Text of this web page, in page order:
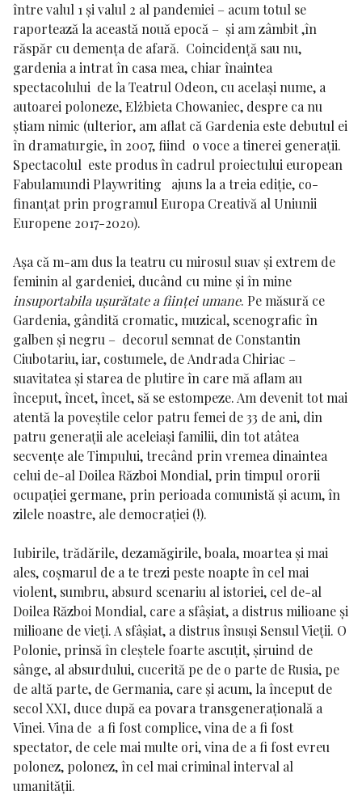
între valul 1 și valul 2 al pandemiei – acum totul se
raportează la această nouă epocă – și am zâmbit ,în
răspăr cu demența de afară. Coincidență sau nu,
gardenia a intrat în casa mea, chiar înaintea
spectacolului de la Teatrul Odeon, cu același nume, a
autoarei poloneze,Elżbieta Chowaniec, despre ca nu
știam nimic (ulterior, am aflat că Gardeniaeste debutul ei
în dramaturgie, în 2007, fiind o voce a tinerei generații.
Spectacolul este produs în cadrul proiectului european
Fabulamundi Playwriting
ajuns la a treia ediție, co-
finanțat prin programul Europa Creativă al Uniunii
Europene 2017-2020).
Așa că m-am dus la teatru cu mirosul suav și extrem de
feminin al gardeniei, ducând cu mine și în mine
insuportabila ușurătate a ființei umane. Pe măsură ce
Gardenia, gândită cromatic, muzical, scenografic în
galben și negru – decorul semnat de Constantin
Ciubotariu, iar, costumele, deAndrada Chiriac –
suavitatea și starea de plutire în care mă aflam au
început, încet, încet, să se estompeze. Am devenit tot mai
atentă la poveștile celor patru femei de 33 de ani, din
patru generații ale aceleiași familii, din tot atâtea
secvențe ale Timpului, trecând prin vremea dinaintea
celui de-al Doilea Război Mondial, prin timpul ororii
ocupației germane, prin perioada comunistă și acum, în
zilele noastre, ale democrației (!).
Iubirile, trădările, dezamăgirile, boala, moartea și mai
ales, coșmarul de a te trezi peste noapte în cel mai
violent, sumbru, absurd scenariu al istoriei, cel de-al
Doilea Război Mondial, care a sfâșiat, a distrus milioane și
milioane de vieți. A sfâșiat, a distrus însuși Sensul Vieții. O
Polonie, prinsă în cleștele foarte ascuțit, șiruind de
sânge, al absurdului, cucerită pe de o parte de Rusia, pe
de altă parte, de Germania, care și acum, la început de
secol XXI, duce după ea povara transgenerațională a
Vinei. Vina de a fi fost complice, vina de a fi fost
spectator, de cele mai multe ori, vina de a fi fost evreu
polonez, polonez, în cel mai criminal interval al
umanității.